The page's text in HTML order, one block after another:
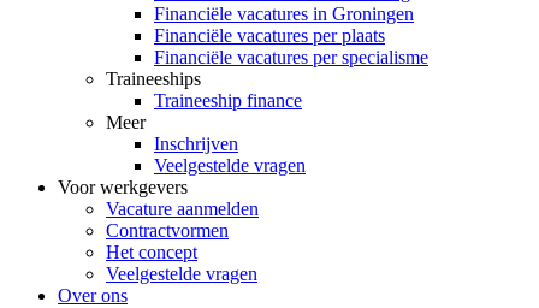
Financiële vacatures in Groningen
Financiële vacatures per plaats
Financiële vacatures per specialisme
Traineeships
Traineeship finance
Meer
Inschrijven
Veelgestelde vragen
Voor werkgevers
Vacature aanmelden
Contractvormen
Het concept
Veelgestelde vragen
Over ons